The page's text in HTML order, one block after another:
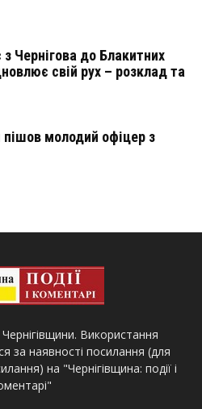
Чернігова до Блакитних
свій рух – розклад та
молодий офіцер з
Використання
за наявності посилання (для
на "Чернігівщина: події і